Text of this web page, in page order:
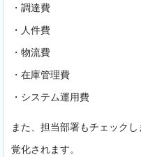
・調達費
・人件費
・物流費
・在庫管理費
・システム運用費
また、担当部署もチェック
覚化されます。